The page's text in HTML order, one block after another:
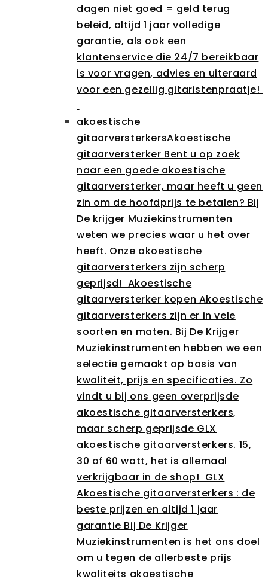
dagen niet goed = geld terug
beleid, altijd 1 jaar volledige
garantie, als ook een
klantenservice die 24/7 bereikbaar
is voor vragen, advies en uiteraard
voor een gezellig gitaristenpraatje!
akoestische
gitaarversterkersAkoestische
gitaarversterker Bent u op zoek
naar een goede akoestische
gitaarversterker, maar heeft u geen
zin om de hoofdprijs te betalen? Bij
De krijger Muziekinstrumenten
weten we precies waar u het over
heeft. Onze akoestische
gitaarversterkers zijn scherp
geprijsd! Akoestische
gitaarversterker kopen Akoestische
gitaarversterkers zijn er in vele
soorten en maten. Bij De Krijger
Muziekinstrumenten hebben we een
selectie gemaakt op basis van
kwaliteit, prijs en specificaties. Zo
vindt u bij ons geen overprijsde
akoestische gitaarversterkers,
maar scherp geprijsde GLX
akoestische gitaarversterkers. 15,
30 of 60 watt, het is allemaal
verkrijgbaar in de shop! GLX
Akoestische gitaarversterkers : de
beste prijzen en altijd 1 jaar
garantie Bij De Krijger
Muziekinstrumenten is het ons doel
om u tegen de allerbeste prijs
kwaliteits akoestische